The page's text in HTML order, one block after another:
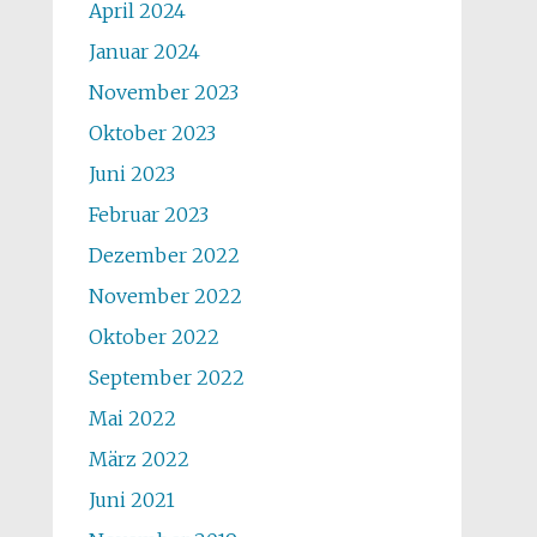
April 2024
Januar 2024
November 2023
Oktober 2023
Juni 2023
Februar 2023
Dezember 2022
November 2022
Oktober 2022
September 2022
Mai 2022
März 2022
Juni 2021